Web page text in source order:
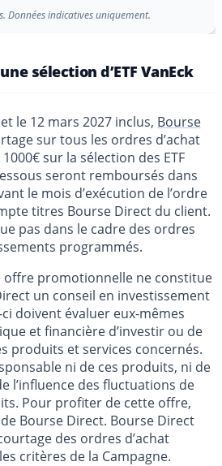
Données indicatives uniquement.
sélection d’ETF VanEck
le 12 mars 2027 inclus, Bourse
sur tous les ordres d’achat
sur la sélection des ETF
seront remboursés dans
le mois d’exécution de l’ordre
titres Bourse Direct du client.
pas dans le cadre des ordres
programmés.
offre promotionnelle ne constitue
un conseil en investissement
doivent évaluer eux-mêmes
et financière d’investir ou de
produits et services concernés.
ni de ces produits, ni de
l’influence des fluctuations de
Pour profiter de cette offre,
Bourse Direct. Bourse Direct
des ordres d’achat
critères de la Campagne.